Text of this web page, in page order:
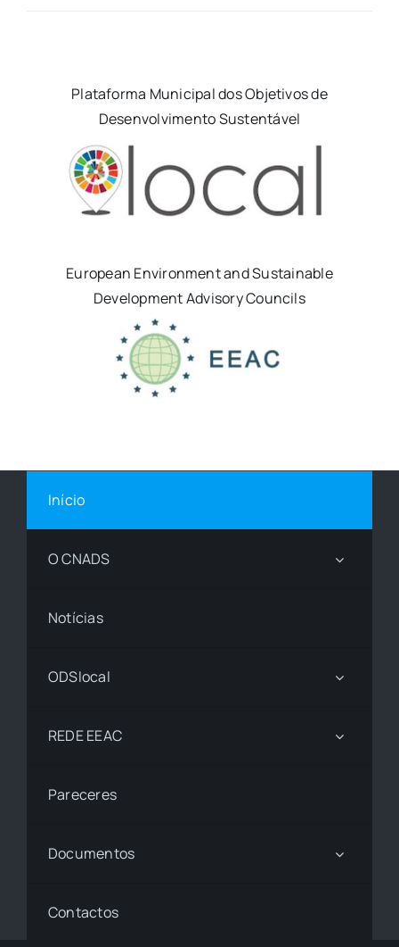
Plataforma Municipal dos Objetivos de
Desenvolvimento Sustentável
European Environment and Sustainable
Development Advisory Councils
Início
O CNADS
Notícias
ODSlocal
REDE EEAC
Pareceres
Documentos
Contactos